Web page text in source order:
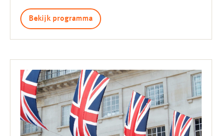
Bekijk programma